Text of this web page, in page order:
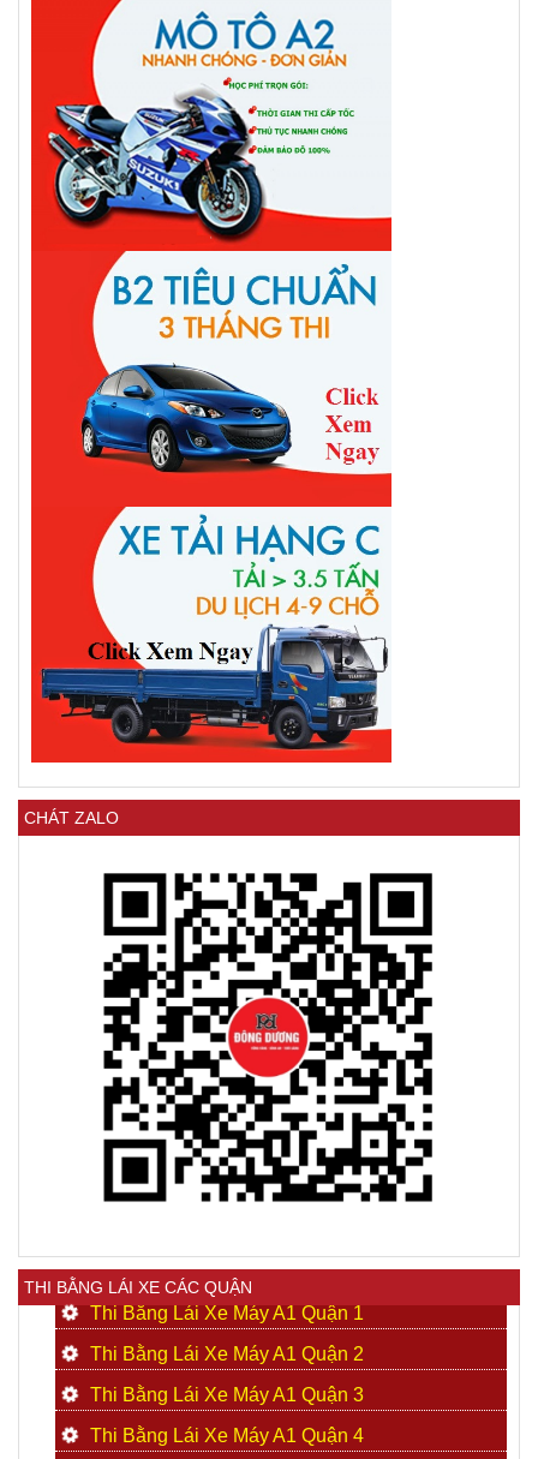
CHÁT ZALO
THI BẰNG LÁI XE CÁC QUẬN
Thi Bằng Lái Xe Máy A1 Quận 1
Thi Bằng Lái Xe Máy A1 Quận 2
Thi Bằng Lái Xe Máy A1 Quận 3
Thi Bằng Lái Xe Máy A1 Quận 4